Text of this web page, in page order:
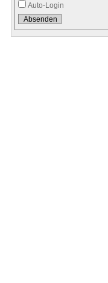
Auto-Login